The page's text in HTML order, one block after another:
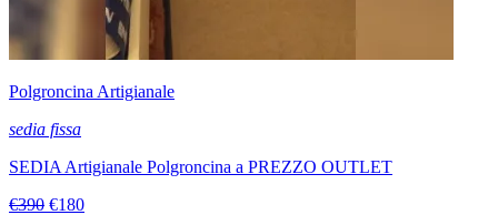
Polgroncina Artigianale
sedia fissa
SEDIA Artigianale Polgroncina a PREZZO OUTLET
€390 €180